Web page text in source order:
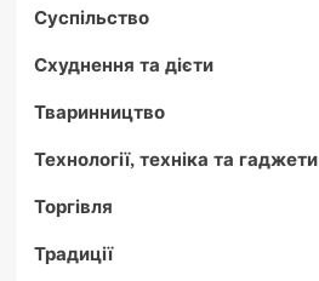
Суспільство
Схуднення та дієти
Тваринництво
Технології, техніка та гаджети
Торгівля
Традиції